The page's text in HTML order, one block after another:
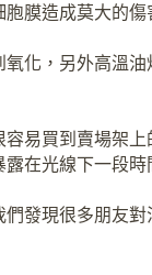
膜造成莫大的
化，另外高溫
易買到賣場架
在光線下一段
發現很多朋友